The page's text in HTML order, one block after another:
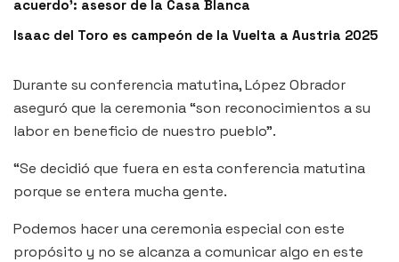
acuerdo’: asesor de la Casa Blanca
Isaac del Toro es campeón de la Vuelta a Austria 2025
Durante su conferencia matutina, López Obrador
aseguró que la ceremonia “son reconocimientos a su
labor en beneficio de nuestro pueblo”.
“Se decidió que fuera en esta conferencia matutina
porque se entera mucha gente.
Podemos hacer una ceremonia especial con este
propósito y no se alcanza a comunicar algo en este